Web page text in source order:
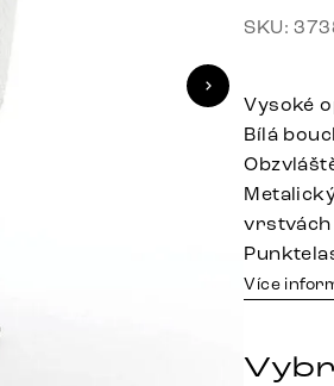
SKU:
Vysoké
Bílá
vrstvách
Více